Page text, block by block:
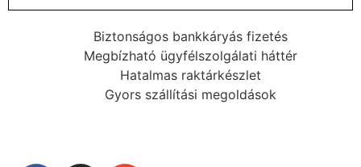
Biztonságos bankkáryás fizetés
Megbízható ügyfélszolgálati háttér
Hatalmas raktárkészlet
Gyors szállítási megoldások